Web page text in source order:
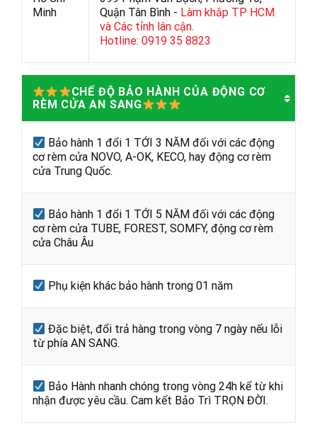
Minh
Quận Tân Bình - Làm khắp TP HCM
và Các tỉnh lân cận.
Hotline: 0919 35 8823
CHẾ ĐỘ BẢO HÀNH CỦA ĐỘNG CƠ
RÈM CỬA AN SANG
Bảo hành 1 đổi 1 TỚI 3 NĂM đối với các động
cơ rèm cửa NOVO, A-OK, KECO, hay động cơ rèm
cửa Trung Quốc.
Bảo hành 1 đổi 1 TỚI 5 NĂM đối với các động
cơ rèm cửa TUBE, FOREST, SOMFY, động cơ rèm
cửa Châu Âu
Phụ kiện khác bảo hành trong 01 năm
Đặc biệt, đổi trả hàng trong vòng 7 ngày nếu lỗi
từ phía AN SANG.
Bảo Hành nhanh chóng trong vòng 24h kể từ khi
nhận được yêu cầu. Cam kết Bảo Trì TRỌN ĐỜI.